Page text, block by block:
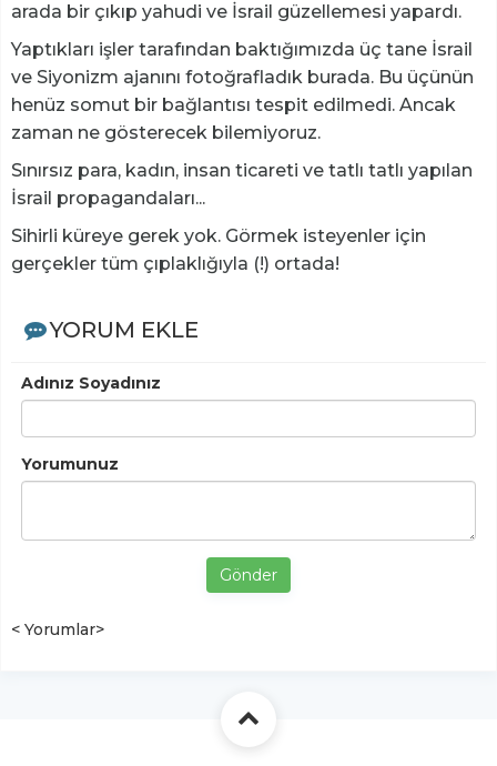
arada bir çıkıp yahudi ve İsrail güzellemesi yapardı.
Yaptıkları işler tarafından baktığımızda üç tane İsrail
ve Siyonizm ajanını fotoğrafladık burada. Bu üçünün
henüz somut bir bağlantısı tespit edilmedi. Ancak
zaman ne gösterecek bilemiyoruz.
Sınırsız para, kadın, insan ticareti ve tatlı tatlı yapılan
İsrail propagandaları...
Sihirli küreye gerek yok. Görmek isteyenler için
gerçekler tüm çıplaklığıyla (!) ortada!
YORUM EKLE
Adınız Soyadınız
Yorumunuz
Gönder
< Yorumlar>